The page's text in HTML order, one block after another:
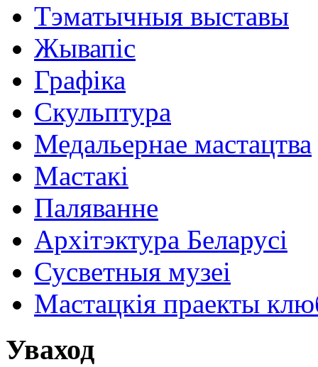
Тэматычныя выставы
Жывапіс
Графіка
Скульптура
Медальернае мастацтва
Мастакі
Паляванне
Архітэктура Беларусі
Сусветныя музеі
Мастацкія праекты
Уваход